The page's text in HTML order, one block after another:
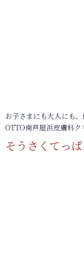
お子さまにも大人にも
OTTO南芦屋浜皮膚科ク
そうさくてっ